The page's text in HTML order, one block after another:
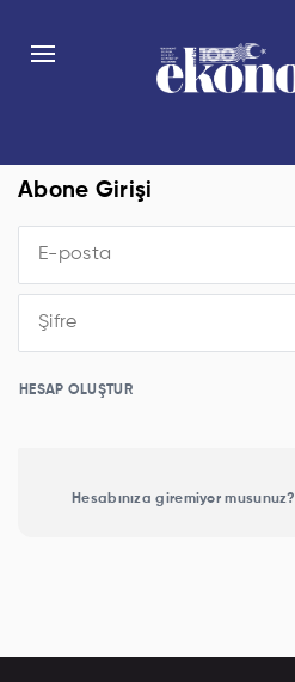
Abone Girişi
HESAP OLUŞTUR
Hesabınıza giremiyor musunuz?